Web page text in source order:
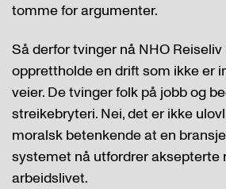
tomme for argumenter.
Så derfor tvinger nå NHO
opprettholde en drift som ikke er
veier. De tvinger folk på jobb og
streikebryteri. Nei, det er ikke
moralsk betenkende at en
systemet nå utfordrer aksepterte
arbeidslivet.